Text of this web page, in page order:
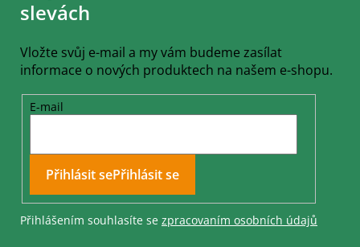
slevách
Vložte svůj e-mail a my vám budeme zasílat
informace o nových produktech na našem e-shopu.
E-mail
Přihlásit se
Přihlášením souhlasíte se zpracovaním osobních údajů